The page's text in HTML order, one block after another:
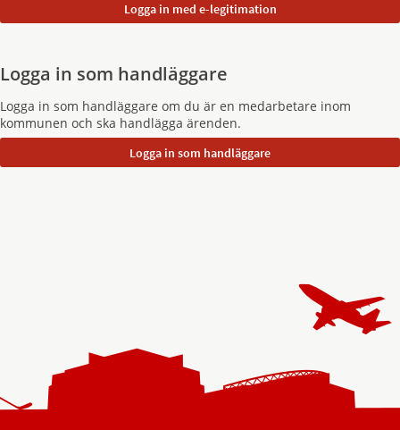
Logga in som handläggare
Logga in som handläggare om du är en medarbetare inom
kommunen och ska handlägga ärenden.